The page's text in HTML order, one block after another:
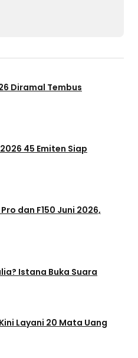
Diramal Tembus
45 Emiten Siap
dan F150 Juni 2026,
Istana Buka Suara
Layani 20 Mata Uang